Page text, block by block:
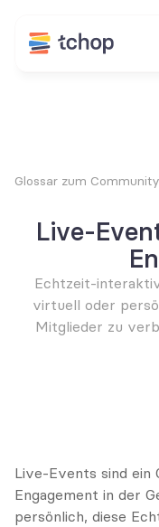
Glossar zum
Live-
Echtzeit-
virtuell oder
Mitglieder zu
Live-Events sind
Engagement in der
persönlich, diese